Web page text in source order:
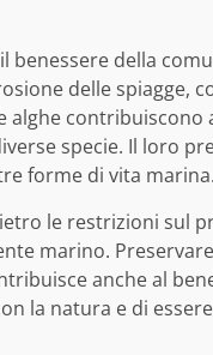
benessere della
delle spiagge,
contribuiscono
specie. Il loro
forme di vita marina.
le restrizioni sul
marino.
anche al
la natura e di